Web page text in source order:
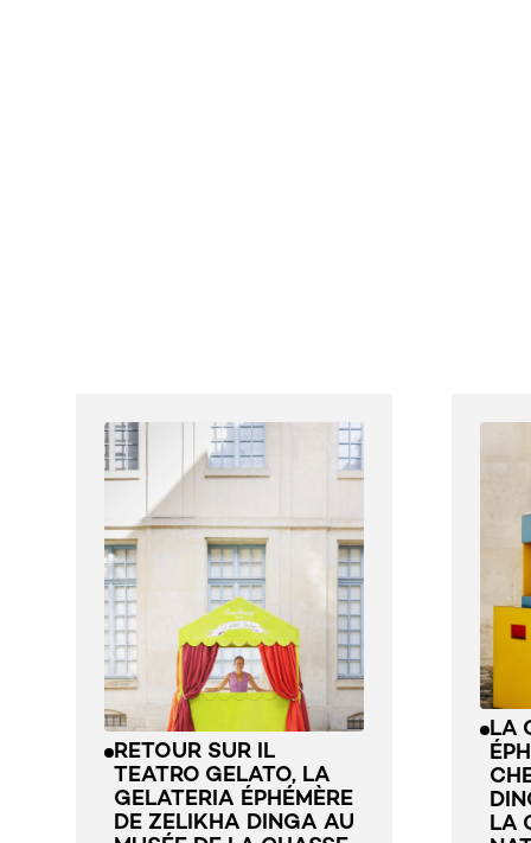
RETOUR SUR IL
TEATRO GELATO, LA
GELATERIA ÉPHÉMÈRE
DE ZELIKHA DINGA AU
LA
LA